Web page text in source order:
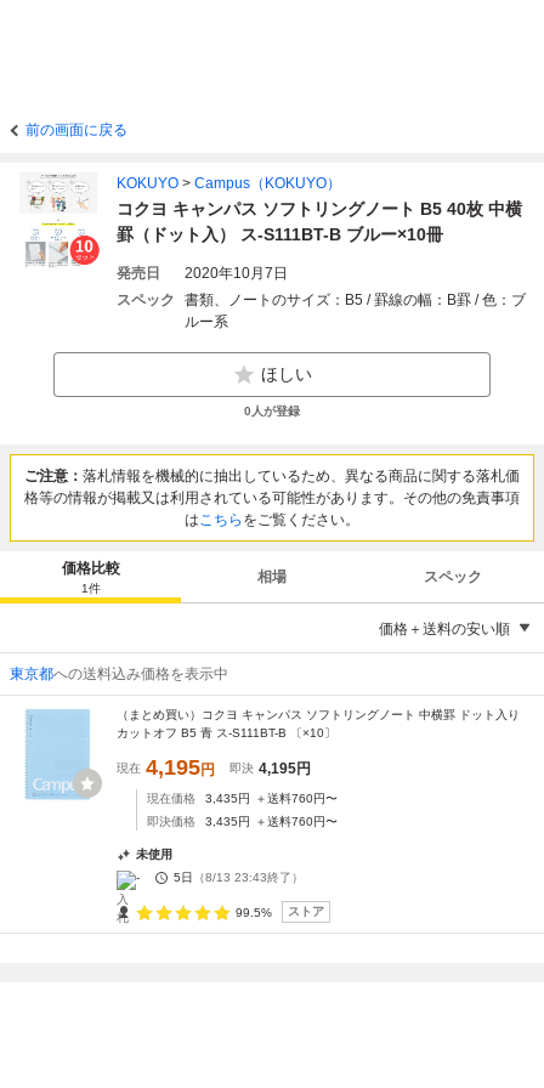
前の画面に戻る
KOKUYO > Campus（KOKUYO）
コクヨ キャンパス ソフトリングノート B5 40枚 中横
罫（ドット入） ス-S111BT-B ブルー×10冊
発売日
2020年10月7日
スペック
書類、ノートのサイズ：B5 / 罫線の幅：B罫 / 色：ブ
ルー系
ほしい
0 人が登録
ご注意： 落札情報を機械的に抽出しているため、異なる商品に関する落札価
格等の情報が掲載又は利用されている可能性があります。その他の免責事項
はこちら をご覧ください。
価格比較
1件
相場 スペック
価格＋送料の安い順
東京都への送料込み価格を表示中
（まとめ買い）コクヨ キャンパス ソフトリングノート 中横罫 ドット入り
カットオフ B5 青 ス-S111BT-B 〔×10〕
現在 4,195円 即決 4,195円
現在価格 3,435円 ＋送料760円〜
即決価格
3,435円 ＋送料760円〜
未使用
-
5日 （8/13 23:43終了）
99.5% ストア